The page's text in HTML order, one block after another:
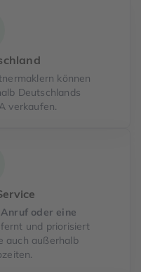
können
Deutschlands
verkaufen.
Anruf oder eine
und priorisiert
auch außerhalb